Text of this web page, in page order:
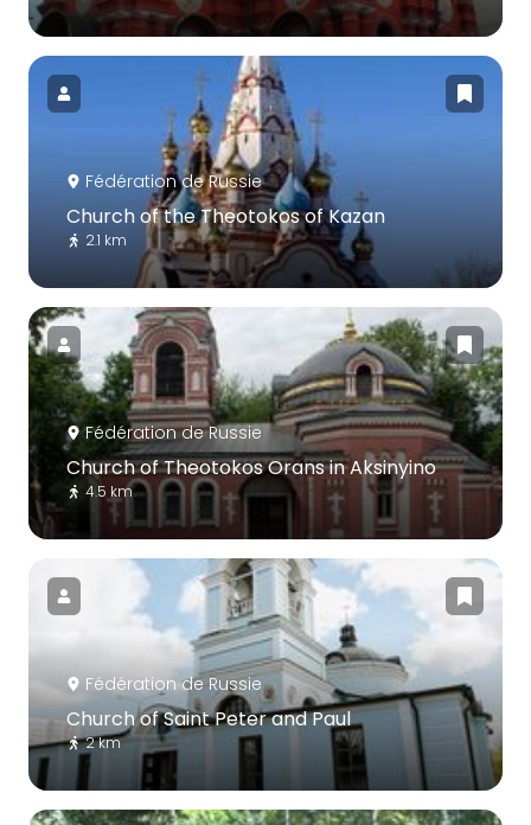
Fédération de Russie
Church of the Theotokos of Kazan
2.1 km
Fédération de Russie
Church of Theotokos Orans in Aksinyino
4.5 km
Fédération de Russie
Church of Saint Peter and Paul
2 km